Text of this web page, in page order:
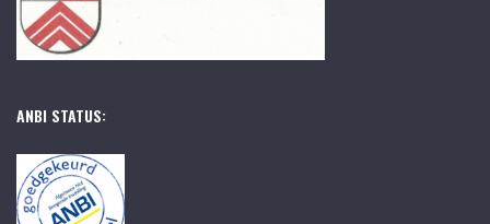
ANBI STATUS: